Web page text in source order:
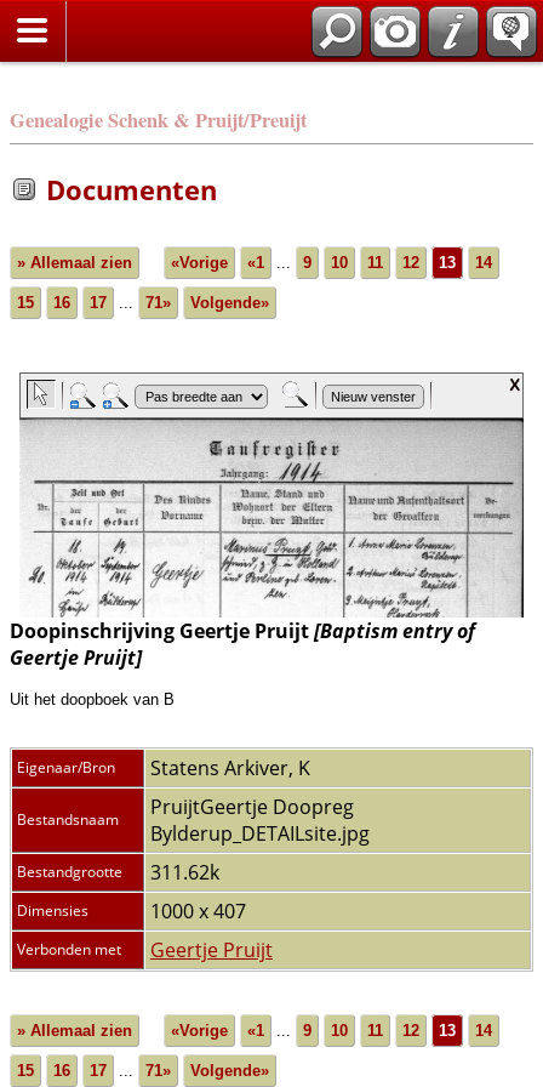
Genealogie Schenk & Pruijt/Preuijt
Documenten
» Allemaal zien «Vorige «1 ... 9 10 11 12 13 14
15 16 17 ... 71» Volgende»
Doopinschrijving Geertje Pruijt[Baptism entry of
Geertje Pruijt]
Uit het doopboek van B
Eigenaar/Bron Statens Arkiver, K
Bestandsnaam
PruijtGeertje Doopreg
Bylderup_DETAILsite.jpg
Bestandgrootte 311.62k
Dimensies 1000 x 407
Verbonden met Geertje Pruijt
» Allemaal zien «Vorige «1 ... 9 10 11 12 13 14
15 16 17 ... 71» Volgende»